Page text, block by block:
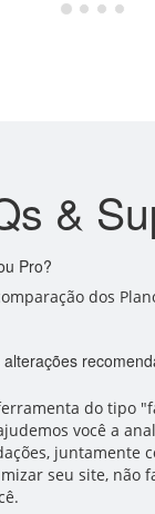
&
Pro?
dos
do tipo
você a
juntamente
seu site, não